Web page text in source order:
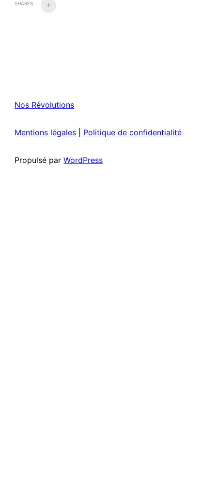
SHARES
Nos Révolutions
Mentions légales Politique de confidentialité
Propulsé parWordPress